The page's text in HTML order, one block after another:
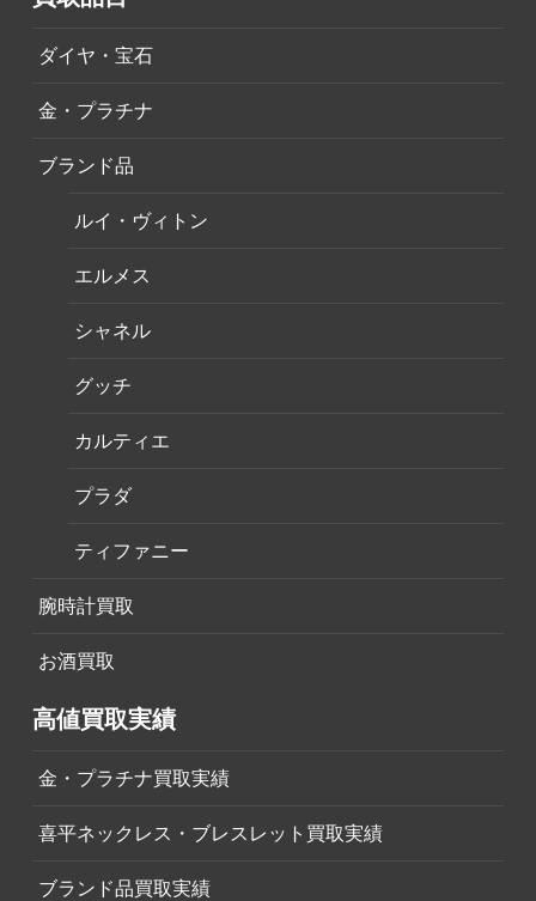
ダイヤ・宝石
金・プラチナ
ブランド品
ルイ・ヴィトン
エルメス
シャネル
グッチ
カルティエ
プラダ
ティファニー
腕時計買取
お酒買取
高値買取実績
金・プラチナ買取実績
喜平ネックレス・ブレスレット買取実績
ブランド品買取実績